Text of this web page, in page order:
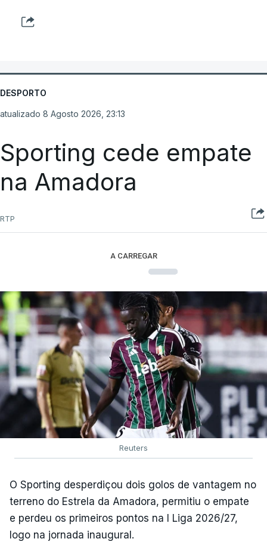
DESPORTO
atualizado 8 Agosto 2026, 23:13
Sporting cede empate
na Amadora
RTP
A CARREGAR
Reuters
O Sporting desperdiçou dois golos de vantagem no
terreno do Estrela da Amadora, permitiu o empate
e perdeu os primeiros pontos na I Liga 2026/27,
logo na jornada inaugural.